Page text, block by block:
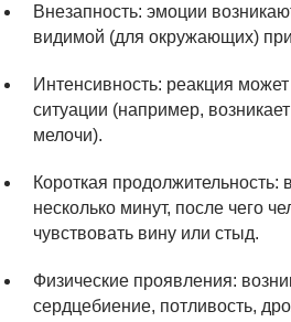
Внезапность: эмоции
видимой (для окружающих)
Интенсивность: реакция
ситуации (например,
мелочи).
Короткая продолжительность:
несколько минут, после чего
чувствовать вину или стыд.
Физические проявления:
сердцебиение, потливость,